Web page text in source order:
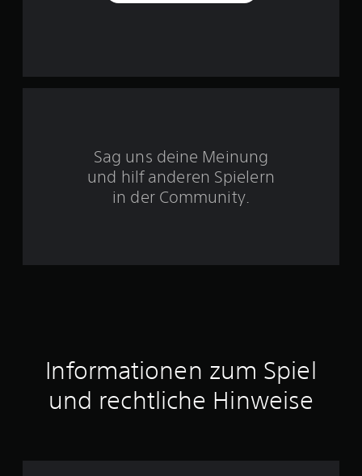
5
n
u
s
Sag uns deine Meinung
und hilf anderen Spielern
in der Community.
Informationen zum Spiel
und rechtliche Hinweise